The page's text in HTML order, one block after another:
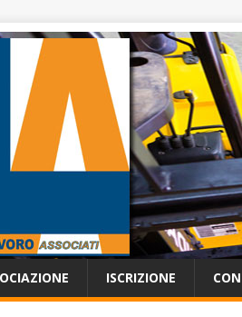
ISCRIZIONE